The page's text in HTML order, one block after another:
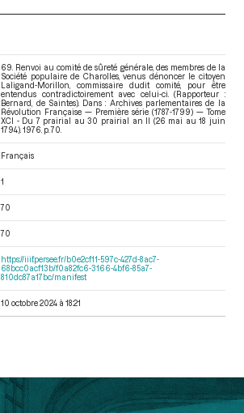
69. Renvoi au comité de sûreté générale, des membres de la
Société populaire de Charolles, venus dénoncer le citoyen
Laligand-Morillon, commissaire dudit comité, pour être
entendus contradictoirement avec celui-ci. (Rapporteur :
Bernard, de Saintes). Dans : Archives parlementaires de la
Révolution Française — Première série (1787-1799) — Tome
XCI - Du 7 prairial au 30 prairial an II (26 mai au 18 juin
1794) . 1976. p. 70.
Français
1
70
70
https://iiif.persee.fr/b0e2cf11-597c-427d-8ac7-
68bcc0acf13b/f0a82fc6-3166-4bf6-85a7-
810dc87a17bc/manifest
10 octobre 2024 à 18:21